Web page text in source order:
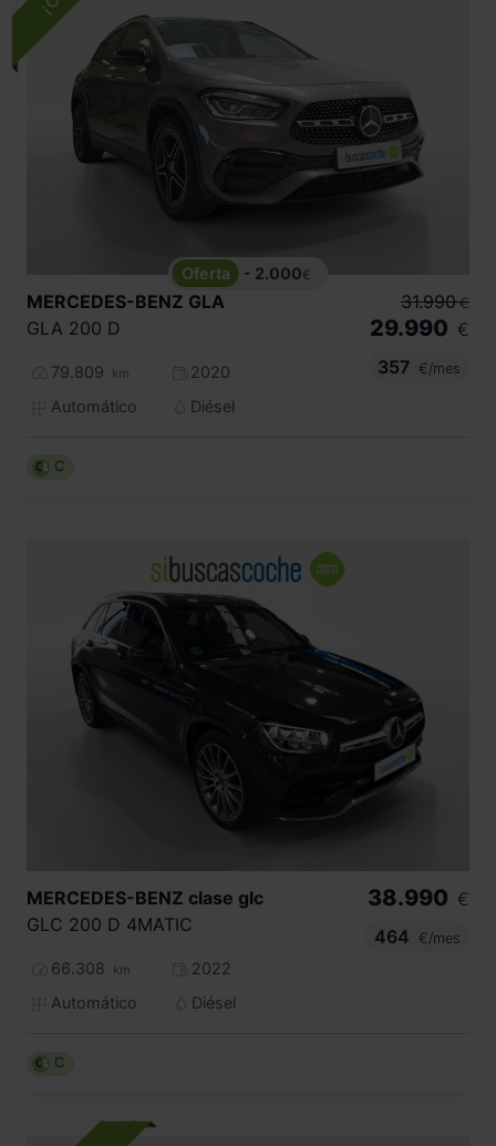
- 2.000€
MERCEDES-BENZ GLA
GLA 200 D
79.809 km
2020
Automático
Diésel
31.990 €
29.990 €
357
€/mes
C
MERCEDES-BENZ clase glc
GLC 200 D 4MATIC
66.308 km
2022
Automático
Diésel
38.990 €
464
€/mes
C